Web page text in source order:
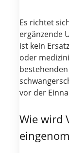
Es richtet
ergänzende
ist kein
oder
vor der
Wie wird